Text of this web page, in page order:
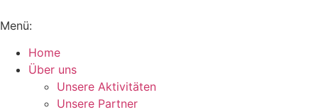
Menü:
Home
Über uns
Unsere Aktivitäten
Unsere Partner